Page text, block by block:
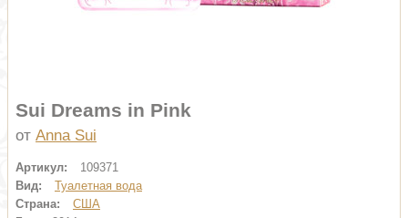
Sui Dreams in Pink
от Anna Sui
Артикул:
109371
Вид:
Туалетная вода
Страна:
США